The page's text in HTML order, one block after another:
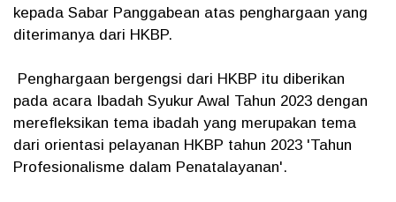
kepada Sabar Panggabean atas penghargaan yang
diterimanya dari HKBP.
Penghargaan bergengsi dari HKBP itu diberikan
pada acara Ibadah Syukur Awal Tahun 2023 dengan
merefleksikan tema ibadah yang merupakan tema
dari orientasi pelayanan HKBP tahun 2023 'Tahun
Profesionalisme dalam Penatalayanan'.